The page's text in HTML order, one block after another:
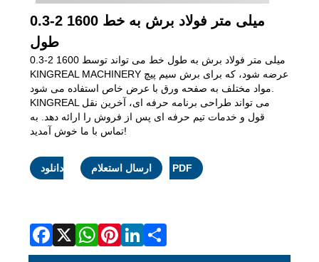
0.3-2 1600 میلی متر فولاد برش به خط
طول
0.3-2 1600 میلی متر فولاد برش به طول خط می تواند توسط
KINGREAL MACHINERY عرضه شود، که برای برش سیم پیچ
مواد مختلف به صفحه ورق با عرض خاص استفاده می شود.
KINGREAL می تواند طراحی برنامه حرفه ای، آخرین نقل
قول و خدمات تیم حرفه ای پس از فروش را ارائه دهد. به
تماس با ما خوش آمدید!
ارسال استعلام دانلود PDF